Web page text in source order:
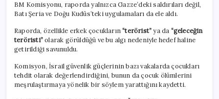
BM Komisyonu, raporda yalnızca Gazze’deki saldırıları değil,
Batı Şeria ve Doğu Kudüs’teki uygulamaları da ele aldı.
Raporda, özellikle erkek çocukların“terörist”ya da “geleceğin
teröristi”olarak görüldüğü ve bu algı nedeniyle hedef haline
getirildiği savunuldu.
Komisyon, İsrail güvenlik güçlerinin bazı vakalarda çocukları
tehdit olarak değerlendirdiğini, bunun da çocuk ölümlerini
meşrulaştırmaya yönelik bir söylem yarattığını kaydetti.